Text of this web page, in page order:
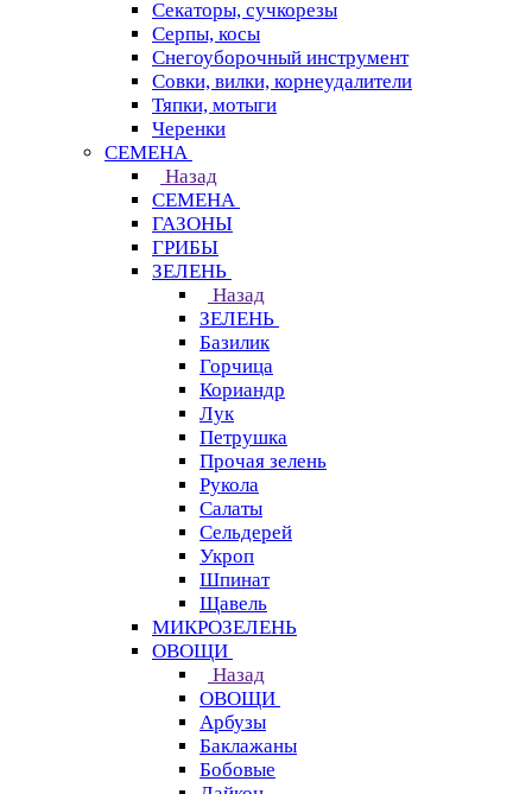
Секаторы, сучкорезы
Серпы, косы
Снегоуборочный инструмент
Совки, вилки, корнеудалители
Тяпки, мотыги
Черенки
СЕМЕНА
Назад
СЕМЕНА
ГАЗОНЫ
ГРИБЫ
ЗЕЛЕНЬ
Назад
ЗЕЛЕНЬ
Базилик
Горчица
Кориандр
Лук
Петрушка
Прочая зелень
Рукола
Салаты
Сельдерей
Укроп
Шпинат
Щавель
МИКРОЗЕЛЕНЬ
ОВОЩИ
Назад
ОВОЩИ
Арбузы
Баклажаны
Бобовые